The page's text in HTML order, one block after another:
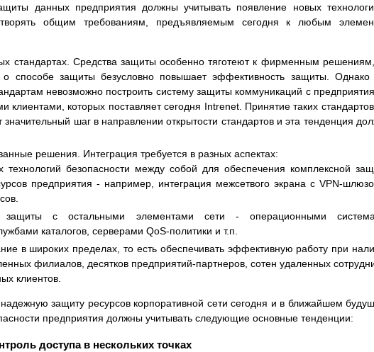
данных предприятия должны учитывать появление новых
общим требованиям, предъявляемым сегодня к любым
стандартах. Средства защиты особенно тяготеют к фирменным решениям,
о способе защиты безусловно повышает эффективность защиты. Однако
невозможно построить систему защиты коммуникаций с
клиентами, которых поставляет сегодня Intrenet. Принятие таких стандартов
значительный шаг в направлении открытости стандартов и эта тенденция
решения. Интеграция требуется в разных аспектах:
технологий безопасности между собой для обеспечения комплексной
предприятия - например, интеграция межсетвого экрана с VPN-
защиты с остальными элементами сети - операционными
каталогов, серверами QoS-политики и т.п.
в широких пределах, то есть обеспечивать эффективную работу при
филиалов, десятков предприятий-партнеров, сотен удаленных
клиентов.
защиту ресурсов корпоративной сети сегодня и в ближайшем
предприятия должны учитывать следующие основные тенденции:
доступа в нескольких точках